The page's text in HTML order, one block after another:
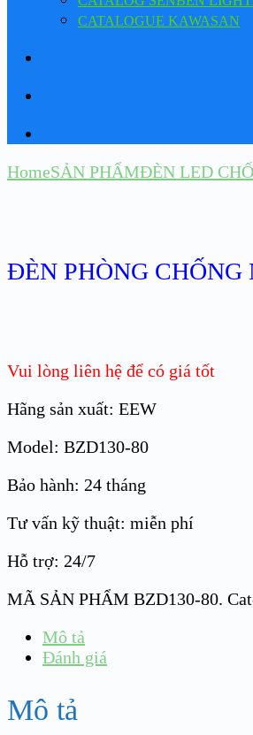
CATALOGUE KAWASAN
HomeSẢN PHẨMĐÈN LED
ĐÈN PHÒNG CHỐNG
Vui lòng liên hệ để có giá tốt
Hãng sản xuất: EEW
Model: BZD130-80
Bảo hành: 24 tháng
Tư vấn kỹ thuật: miễn phí
Hỗ trợ: 24/7
MÃ SẢN PHẨM BZD130-80.
Mô tả
Đánh giá
Mô tả